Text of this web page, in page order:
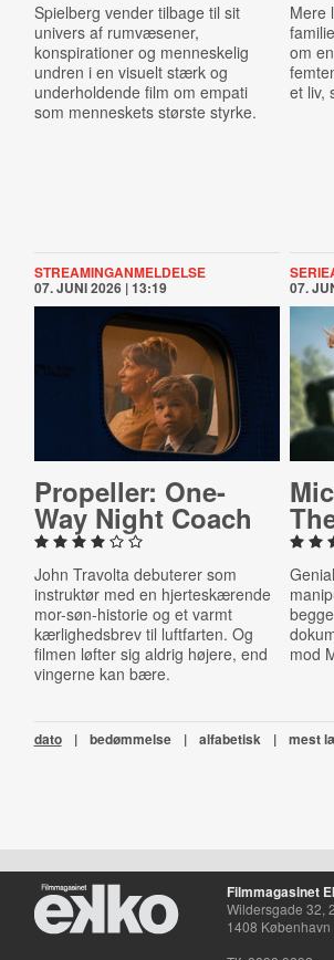
Spielberg vender tilbage til sit
univers af rumvæsener,
konspirationer og menneskelig
undren i en visuelt stærk og
underholdende film om empati
som menneskets største styrke.
Mere
om
et liv,
STREAMINGANMELDELSE
07. JUNI 2026 | 13:19
Propeller: One-
Way Night Coach
John Travolta debuterer som
instruktør med en hjerteskærende
mor-søn-historie og et varmt
kærlighedsbrev til luftfarten. Og
filmen løfter sig aldrig højere, end
vingerne kan bære.
07.
mod
dato | bedømmelse | alfabetisk | mest
Filmmagasinet
Wildersgade 32,
1408 København